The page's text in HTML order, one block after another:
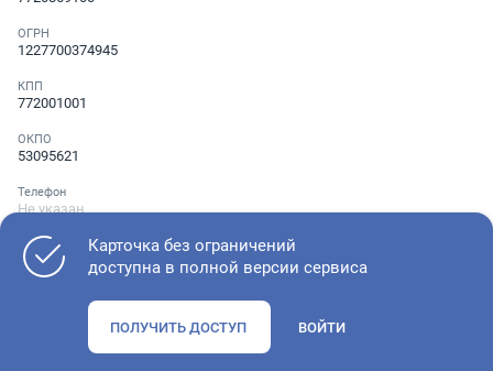
ОГРН
1227700374945
КПП
772001001
ОКПО
53095621
Телефон
Не указан
Проверьте учредительные документы, адрес регистрации и
Карточка без ограничений
доступна в полной версии сервиса
ПОЛУЧИТЬ ДОСТУП ВОЙТИ